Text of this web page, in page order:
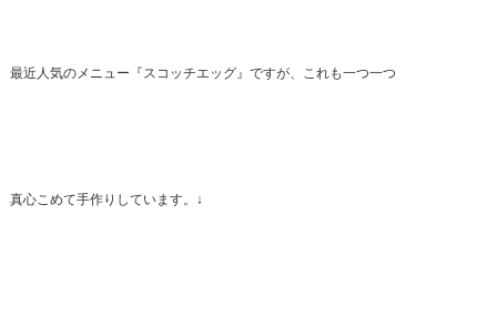
最近人気のメニュー『スコッチエッグ』ですが、これも一つ一つ
真心こめて手作りしています。↓